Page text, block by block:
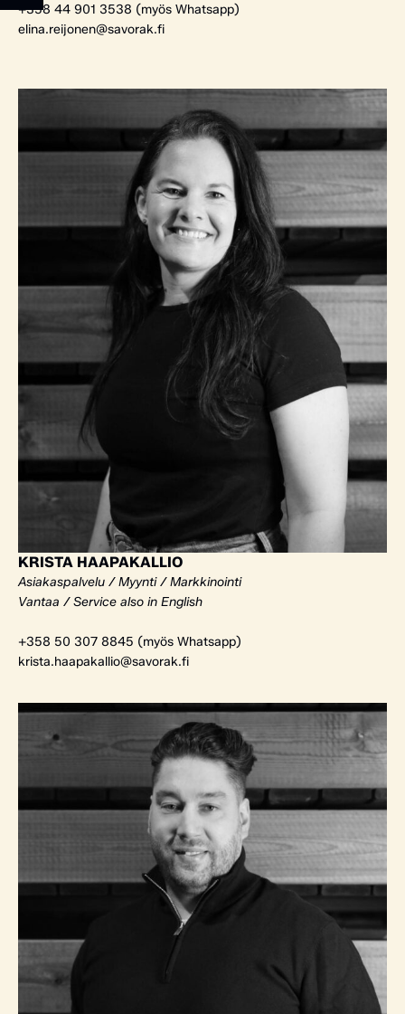
+358 44 901 3538 (myös Whatsapp)
elina.reijonen@savorak.fi
KRISTA HAAPAKALLIO
Asiakaspalvelu / Myynti / Markkinointi
Vantaa / Service also in English
+358 50 307 8845 (myös Whatsapp)
krista.haapakallio@savorak.fi